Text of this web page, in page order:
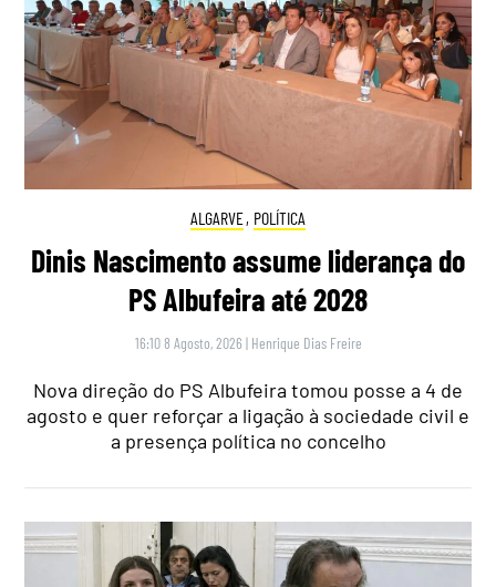
ALGARVE, POLÍTICA
Dinis Nascimento assume liderança do
PS Albufeira até 2028
16:10 8 Agosto, 2026 | Henrique Dias Freire
Nova direção do PS Albufeira tomou posse a 4 de
agosto e quer reforçar a ligação à sociedade civil e
a presença política no concelho